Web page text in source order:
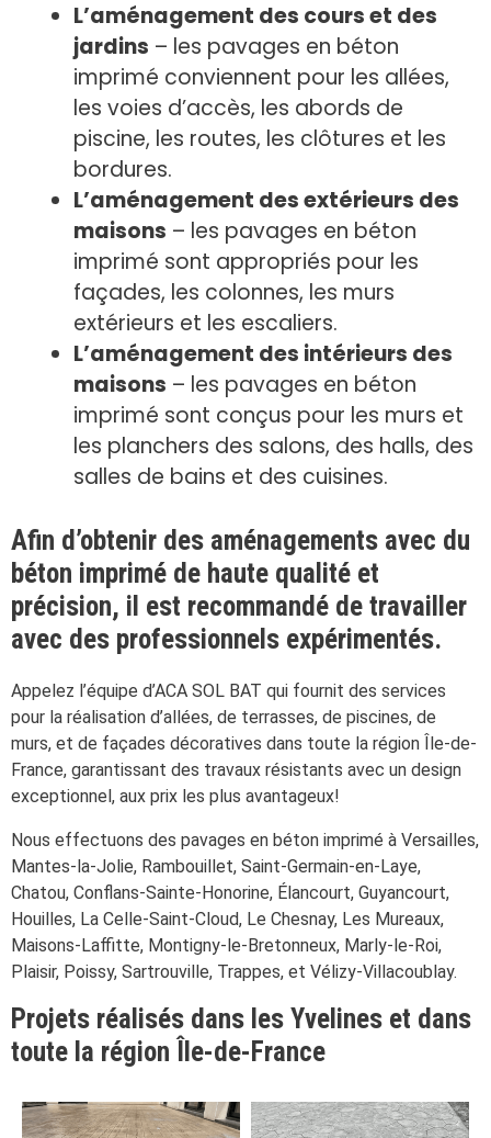
L’aménagement des cours et des
jardins – les pavages en béton
imprimé conviennent pour les allées,
les voies d’accès, les abords de
piscine, les routes, les clôtures et les
bordures.
L’aménagement des extérieurs des
maisons – les pavages en béton
imprimé sont appropriés pour les
façades, les colonnes, les murs
extérieurs et les escaliers.
L’aménagement des intérieurs des
maisons – les pavages en béton
imprimé sont conçus pour les murs et
les planchers des salons, des halls, des
salles de bains et des cuisines.
Afin d’obtenir des aménagements avec du
béton imprimé de haute qualité et
précision, il est recommandé de travailler
avec des professionnels expérimentés.
Appelez l’équipe d’ACA SOL BAT qui fournit des services
pour la réalisation d’allées, de terrasses, de piscines, de
murs, et de façades décoratives dans toute la région Île-de-
France, garantissant des travaux résistants avec un design
exceptionnel, aux prix les plus avantageux!
Nous effectuons des pavages en béton imprimé à Versailles,
Mantes-la-Jolie, Rambouillet, Saint-Germain-en-Laye,
Chatou, Conflans-Sainte-Honorine, Élancourt, Guyancourt,
Houilles, La Celle-Saint-Cloud, Le Chesnay, Les Mureaux,
Maisons-Laffitte, Montigny-le-Bretonneux, Marly-le-Roi,
Plaisir, Poissy, Sartrouville, Trappes, et Vélizy-Villacoublay.
Projets réalisés dans les Yvelines et dans
toute la région Île-de-France